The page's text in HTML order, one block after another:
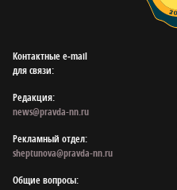
Контактные e‑mail
для связи:
Редакция:
news@pravda-nn.ru
Рекламный отдел:
sheptunova@pravda-nn.ru
Общие вопросы: